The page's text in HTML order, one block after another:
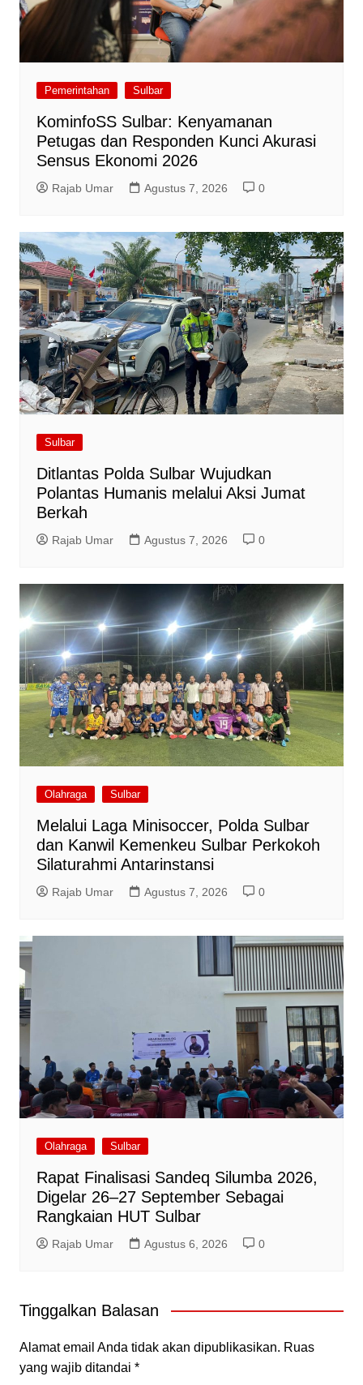
Pemerintahan Sulbar
KominfoSS Sulbar: Kenyamanan
Petugas dan Responden Kunci Akurasi
Sensus Ekonomi 2026
Rajab Umar Agustus 7, 2026 0
Sulbar
Ditlantas Polda Sulbar Wujudkan
Polantas Humanis melalui Aksi Jumat
Berkah
Rajab Umar Agustus 7, 2026 0
Olahraga Sulbar
Melalui Laga Minisoccer, Polda Sulbar
dan Kanwil Kemenkeu Sulbar Perkokoh
Silaturahmi Antarinstansi
Rajab Umar Agustus 7, 2026 0
Olahraga Sulbar
Rapat Finalisasi Sandeq Silumba 2026,
Digelar 26–27 September Sebagai
Rangkaian HUT Sulbar
Rajab Umar Agustus 6, 2026 0
Tinggalkan Balasan
Alamat email Anda tidak akan dipublikasikan. Ruas
yang wajib ditandai *